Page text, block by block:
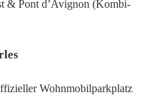
& Pont d’Avignon (Kombi-
Wohnmobilparkplatz